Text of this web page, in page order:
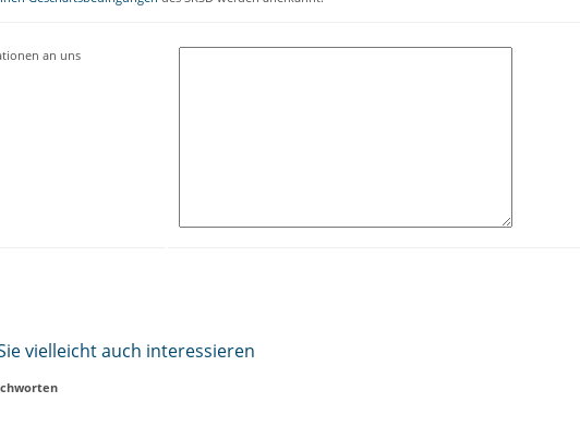
an uns
vielleicht auch interessieren